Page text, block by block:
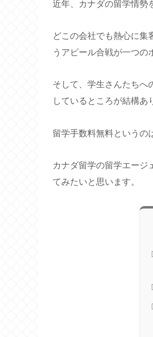
近年、カナダの留学情勢
どこの会社でも熱心に集
うアピール合戦が一つの
そして、学生さんたちへ
しているところが結構あ
留学手数料無料というの
カナダ留学の留学エージ
てみたいと思います。